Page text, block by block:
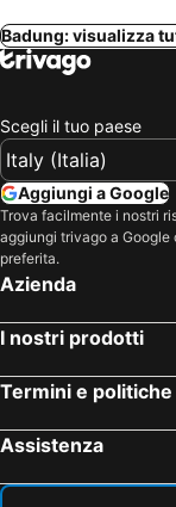
Badung: visualizza
Scegli il tuo paese
Aggiungi a Google
Trova facilmente i nostri
aggiungi trivago a Google
preferita.
Azienda
I nostri prodotti
Termini e politiche
Assistenza